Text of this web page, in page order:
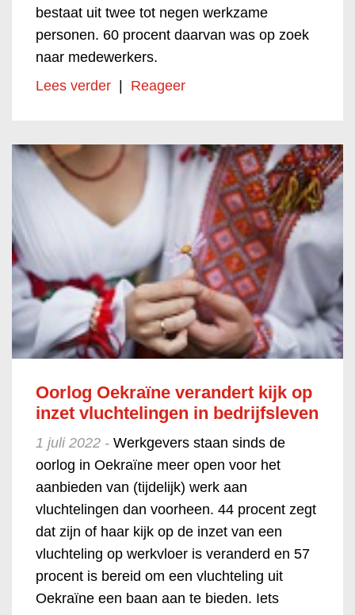
bestaat uit twee tot negen werkzame
personen. 60 procent daarvan was op zoek
naar medewerkers.
Lees verder
Reageer
Oorlog Oekraïne verandert kijk op
inzet vluchtelingen in bedrijfsleven
1 juli 2022 - Werkgevers staan sinds de
oorlog in Oekraïne meer open voor het
aanbieden van (tijdelijk) werk aan
vluchtelingen dan voorheen. 44 procent zegt
dat zijn of haar kijk op de inzet van een
vluchteling op werkvloer is veranderd en 57
procent is bereid om een vluchteling uit
Oekraïne een baan aan te bieden. Iets